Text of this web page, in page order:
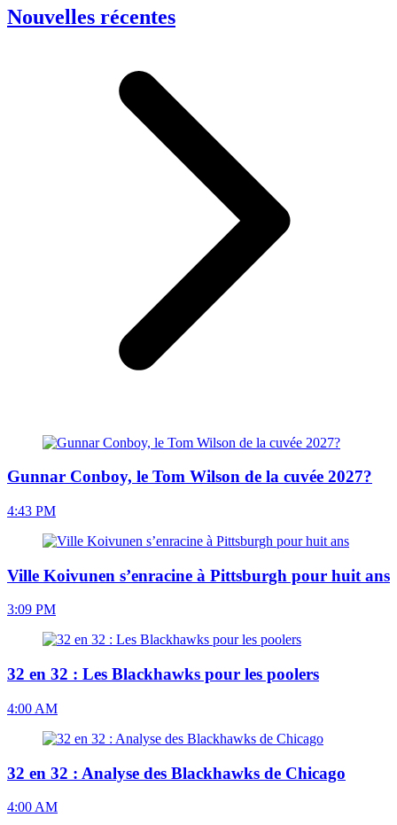
Nouvelles récentes
Gunnar Conboy, le Tom Wilson de la cuvée 2027?
4:43 PM
Ville Koivunen s’enracine à Pittsburgh pour huit ans
3:09 PM
32 en 32 : Les Blackhawks pour les poolers
4:00 AM
32 en 32 : Analyse des Blackhawks de Chicago
4:00 AM